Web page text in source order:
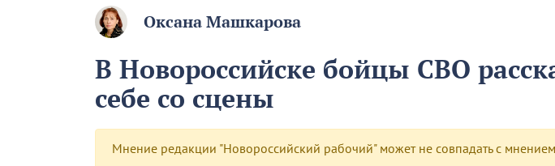
Оксана Машкарова
В Новороссийске бойцы СВО
себе со сцены
Мнение редакции "Новороссийский рабочий" может не совпадать с